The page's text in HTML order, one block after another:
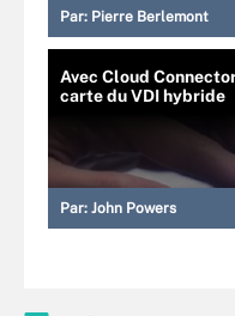
Par: Pierre Berlemont
Avec Cloud
carte du VDI hybride
Par: John Powers